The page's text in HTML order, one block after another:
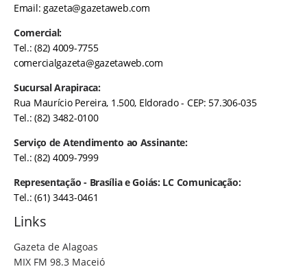
Email:gazeta@gazetaweb.com
Comercial:
Tel.: (82) 4009-7755
comercialgazeta@gazetaweb.com
Sucursal Arapiraca:
Rua Maurício Pereira, 1.500, Eldorado - CEP: 57.306-035
Tel.: (82) 3482-0100
Serviço de Atendimento ao Assinante:
Tel.: (82) 4009-7999
Representação - Brasília e Goiás: LC Comunicação:
Tel.: (61) 3443-0461
Links
Gazeta de Alagoas
MIX FM 98.3 Maceió